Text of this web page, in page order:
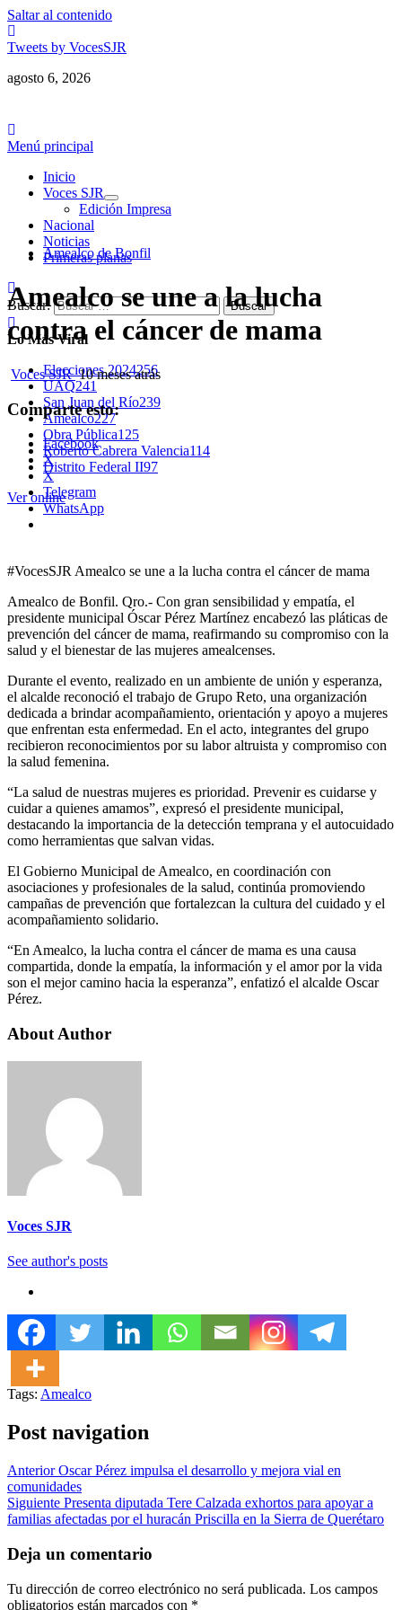
Saltar al contenido
Tweets by VocesSJR
agosto 6, 2026
Menú principal
Inicio
Voces SJR
Edición Impresa
Nacional
Noticias
Primeras planas
Buscar:
Lo Más Viral
Elecciones 2024256
UAQ241
San Juan del Río239
Amealco227
Obra Pública125
Roberto Cabrera Valencia114
Distrito Federal II97
Ver online
Amealco de Bonfil
Amealco se une a la lucha
contra el cáncer de mama
Voces SJR10 meses atrás
Comparte esto:
Facebook
X
X
Telegram
WhatsApp
#VocesSJR Amealco se une a la lucha contra el cáncer de mama
Amealco de Bonfil. Qro.- Con gran sensibilidad y empatía, el
presidente municipal Óscar Pérez Martínez encabezó las pláticas de
prevención del cáncer de mama, reafirmando su compromiso con la
salud y el bienestar de las mujeres amealcenses.
Durante el evento, realizado en un ambiente de unión y esperanza,
el alcalde reconoció el trabajo de Grupo Reto, una organización
dedicada a brindar acompañamiento, orientación y apoyo a mujeres
que enfrentan esta enfermedad. En el acto, integrantes del grupo
recibieron reconocimientos por su labor altruista y compromiso con
la salud femenina.
“La salud de nuestras mujeres es prioridad. Prevenir es cuidarse y
cuidar a quienes amamos”, expresó el presidente municipal,
destacando la importancia de la detección temprana y el autocuidado
como herramientas que salvan vidas.
El Gobierno Municipal de Amealco, en coordinación con
asociaciones y profesionales de la salud, continúa promoviendo
campañas de prevención que fortalezcan la cultura del cuidado y el
acompañamiento solidario.
“En Amealco, la lucha contra el cáncer de mama es una causa
compartida, donde la empatía, la información y el amor por la vida
son el mejor camino hacia la esperanza”, enfatizó el alcalde Oscar
Pérez.
About Author
Voces SJR
See author's posts
Tags: Amealco
Post navigation
AnteriorOscar Pérez impulsa el desarrollo y mejora vial en
comunidades
Siguiente Presenta diputada Tere Calzada exhortos para apoyar a
familias afectadas por el huracán Priscilla en la Sierra de Querétaro
Deja un comentario
Tu dirección de correo electrónico no será publicada. Los campos
obligatorios están marcados con *